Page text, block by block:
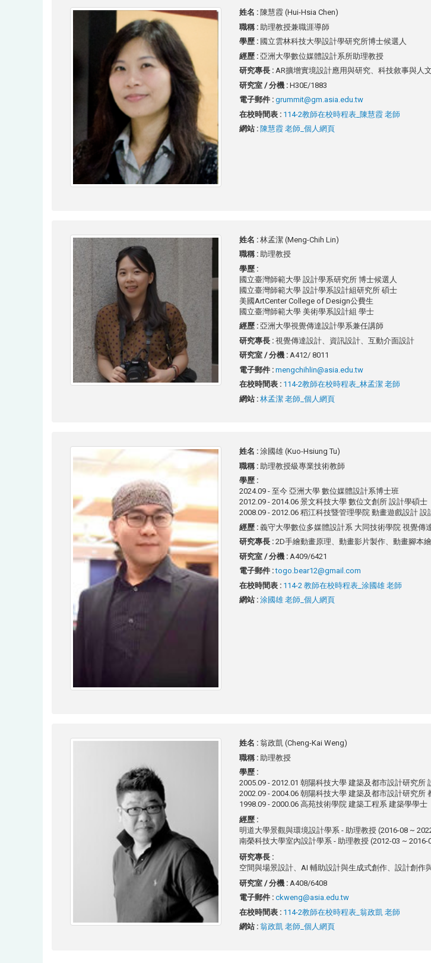
姓名 : 陳慧霞 (Hui-Hsia Chen)
職稱 : 助理教授兼職涯導師
學歷 : 國立雲林科技大學設計學研究所博士候選人
經歷 : 亞洲大學數位媒體設計系所助理教授
研究專長 : AR擴增實境設計應用與研究、科技敘事與人
研究室 / 分機 : H30E/1883
電子郵件 : grummit@gm.asia.edu.tw
在校時間表 : 114-2教師在校時程表_陳慧霞 老師
網站 : 陳慧霞 老師_個人網頁
姓名 : 林孟潔 (Meng-Chih Lin)
職稱 : 助理教授
學歷 :
國立臺灣師範大學 設計學系研究所 博士候選人
國立臺灣師範大學 設計學系設計組研究所 碩士
美國ArtCenter College of Design公費生
國立臺灣師範大學 美術學系設計組 學士
經歷 : 亞洲大學視覺傳達設計學系兼任講師
研究專長 : 視覺傳達設計、資訊設計、互動介面設計
研究室 / 分機 : A412/ 8011
電子郵件 : mengchihlin@asia.edu.tw
在校時間表 : 114-2教師在校時程表_林孟潔 老師
網站 : 林孟潔 老師_個人網頁
姓名 : 涂國雄 (Kuo-Hsiung Tu)
職稱 : 助理教授級專業技術教師
學歷 :
2024.09 - 至今 亞洲大學 數位媒體設計系博士班
2012.09 - 2014.06 景文科技大學 數位文創所 設計學碩士
2008.09 - 2012.06 稻江科技暨管理學院 動畫遊戲設計 設
經歷 : 義守大學數位多媒體設計系 大同技術學院 視覺傳
研究專長 : 2D手繪動畫原理、動畫影片製作、動畫腳本
研究室 / 分機 : A409/6421
電子郵件 :togo.bear12@gmail.com
在校時間表 : 114-2 教師在校時程表_涂國雄 老師
網站 : 涂國雄 老師_個人網頁
姓名 : 翁政凱 (Cheng-Kai Weng)
職稱 : 助理教授
學歷 :
2005.09 - 2012.01 朝陽科技大學 建築及都市設計研究所
2002.09 - 2004.06 朝陽科技大學 建築及都市設計研究所
1998.09 - 2000.06 高苑技術學院 建築工程系 建築學學士
經歷 :
明道大學景觀與環境設計學系 - 助理教授 (2016-08 ~
南榮科技大學室內設計學系 - 助理教授 (2012-03 ~ 2016-
研究專長 :
空間與場景設計、AI 輔助設計與生成式創作、設計創作
研究室 / 分機 : A408/6408
電子郵件 : ckweng@asia.edu.tw
在校時間表 : 114-2教師在校時程表_翁政凱 老師
網站 : 翁政凱 老師_個人網頁